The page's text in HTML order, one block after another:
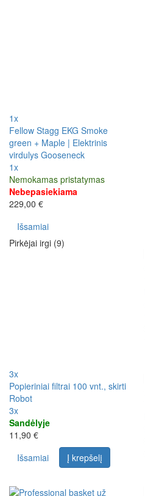
1x
Fellow Stagg EKG Smoke
green + Maple | Elektrinis
virdulys Gooseneck
1x
Nemokamas pristatymas
Nebepasiekiama
229,00 €
Išsamiai
Pirkėjai irgi (9)
3x
Popieriniai filtrai 100 vnt., skirti
Robot
3x
Sandėlyje
11,90 €
Išsamiai
Į krepšelį